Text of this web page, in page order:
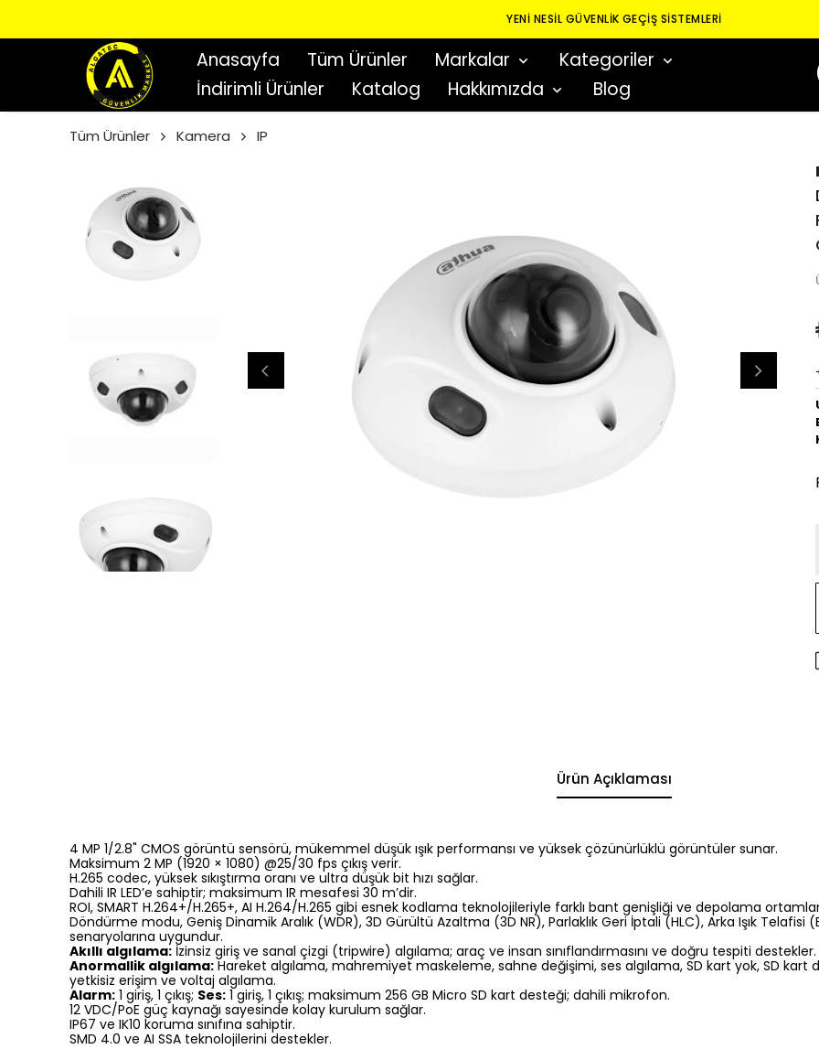
YENI NESIL GÜVENLIK GEÇIŞ SISTEMLERI
Anasayfa Tüm Ürünler Markalar
Kategoriler
İndirimli Ürünler
Katalog Hakkımızda Blog
Tüm Ürünler Kamera IP
Ürün Açıklaması
4 MP 1/2.8" CMOS görüntü sensörü, mükemmel düşük ışık performansı ve yüksek çözünürlüklü görüntüler sunar.
Maksimum 2 MP (1920 × 1080) @25/30 fps çıkış verir.
H.265 codec, yüksek sıkıştırma oranı ve ultra düşük bit hızı sağlar.
Dahili IR LED’e sahiptir; maksimum IR mesafesi 30 m’dir.
ROI, SMART H.264+/H.265+, AI H.264/H.265 gibi esnek kodlama teknolojileriyle farklı bant genişliği ve depolama
Döndürme modu, Geniş Dinamik Aralık (WDR), 3D Gürültü Azaltma (3D NR), Parlaklık Geri İptali (HLC), Arka Işık
senaryolarına uygundur.
Akıllı algılama: İzinsiz giriş ve sanal çizgi (tripwire) algılama; araç ve insan sınıflandırmasını ve doğru tespiti destekler.
Anormallik algılama: Hareket algılama, mahremiyet maskeleme, sahne değişimi, ses algılama, SD kart yok, SD kart
yetkisiz erişim ve voltaj algılama.
Alarm: 1 giriş, 1 çıkış; Ses: 1 giriş, 1 çıkış; maksimum 256 GB Micro SD kart desteği; dahili mikrofon.
12 VDC/PoE güç kaynağı sayesinde kolay kurulum sağlar.
IP67 ve IK10 koruma sınıfına sahiptir.
SMD 4.0 ve AI SSA teknolojilerini destekler.